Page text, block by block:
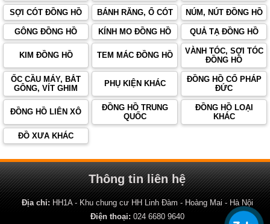
SỢI CÓT ĐỒNG HỒ BÁNH RĂNG, Ổ CÓT NÚM, NÚT ĐỒNG HỒ
GÔNG ĐỒNG HỒ KÍNH MO ĐỒNG HỒ QUẢ TẠ ĐỒNG HỒ
KIM ĐỒNG HỒ TEM MÁC ĐỒNG HỒ
VÀNH TÓC, SỢI TÓC
ĐỒNG HỒ
ỐC CẦU MÁY, BẮT
GÔNG, VÍT GHIM
PHỤ KIỆN KHÁC
ĐỒNG HỒ CỔ PHÁP
ĐỨC
ĐỒNG HỒ LIÊN XÔ
ĐỒNG HỒ TRUNG
QUỐC
ĐỒNG HỒ LOẠI
KHÁC
ĐỒ XƯA KHÁC
Thông tin liên hệ
Địa chỉ: HH1A - Khu chung cư HH Linh Đàm - Hoàng Mai - Hà Nội
Điện thoại: 024 6680 9640